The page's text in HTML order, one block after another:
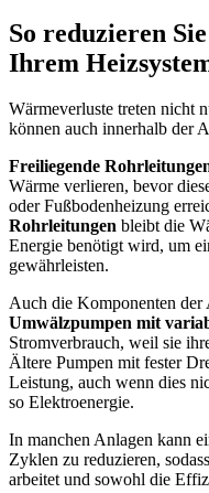
So reduzieren
Ihrem
Wärmeverluste treten nicht
können auch innerhalb der
Freiliegende
Wärme verlieren, bevor
oder Fußbodenheizung
Rohrleitungen bleibt die
Energie benötigt wird, um
gewährleisten.
Auch die Komponenten der
Umwälzpumpen mit
Stromverbrauch, weil sie
Ältere Pumpen mit fester
Leistung, auch wenn dies
so Elektroenergie.
In manchen Anlagen kann
Zyklen zu reduzieren,
arbeitet und sowohl die